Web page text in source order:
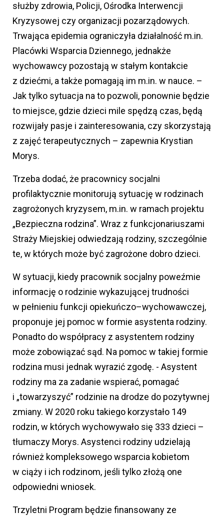
służby zdrowia, Policji, Ośrodka Interwencji
Kryzysowej czy organizacji pozarządowych.
Trwająca epidemia ograniczyła działalność m.in.
Placówki Wsparcia Dziennego, jednakże
wychowawcy pozostają w stałym kontakcie
z dziećmi, a także pomagają im m.in. w nauce. –
Jak tylko sytuacja na to pozwoli, ponownie będzie
to miejsce, gdzie dzieci mile spędzą czas, będą
rozwijały pasje i zainteresowania, czy skorzystają
z zajęć terapeutycznych – zapewnia Krystian
Morys.
Trzeba dodać, że pracownicy socjalni
profilaktycznie monitorują sytuację w rodzinach
zagrożonych kryzysem, m.in. w ramach projektu
„Bezpieczna rodzina”. Wraz z funkcjonariuszami
Straży Miejskiej odwiedzają rodziny, szczególnie
te, w których może być zagrożone dobro dzieci.
W sytuacji, kiedy pracownik socjalny poweźmie
informację o rodzinie wykazującej trudności
w pełnieniu funkcji opiekuńczo–wychowawczej,
proponuje jej pomoc w formie asystenta rodziny.
Ponadto do współpracy z asystentem rodziny
może zobowiązać sąd. Na pomoc w takiej formie
rodzina musi jednak wyrazić zgodę. - Asystent
rodziny ma za zadanie wspierać, pomagać
i „towarzyszyć” rodzinie na drodze do pozytywnej
zmiany. W 2020 roku takiego korzystało 149
rodzin, w których wychowywało się 333 dzieci –
tłumaczy Morys. Asystenci rodziny udzielają
również kompleksowego wsparcia kobietom
w ciąży i ich rodzinom, jeśli tylko złożą one
odpowiedni wniosek.
Trzyletni Program będzie finansowany ze